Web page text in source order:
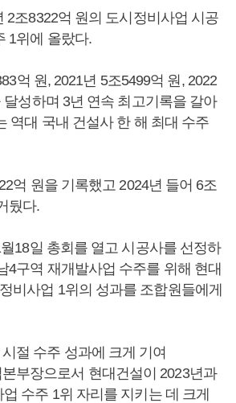
2조8322억 원의 도시정비사업 시공
1위에 올랐다.
억 원, 2021년 5조5499억 원, 2022
달성하며 3년 연속 최고기록을 갈아
역대 국내 건설사 한 해 최대 수주
억 원을 기록했고 2024년 들어 6조
뒀다.
18일 총회를 열고 시공사를 선정하
4구역 재개발사업 수주를 위해 현대
비사업 1위의 성과를 조합원들에게
절 수주 성과에 크게 기여
부장으로서 현대건설이 2023년과
수주 1위 자리를 지키는 데 크게